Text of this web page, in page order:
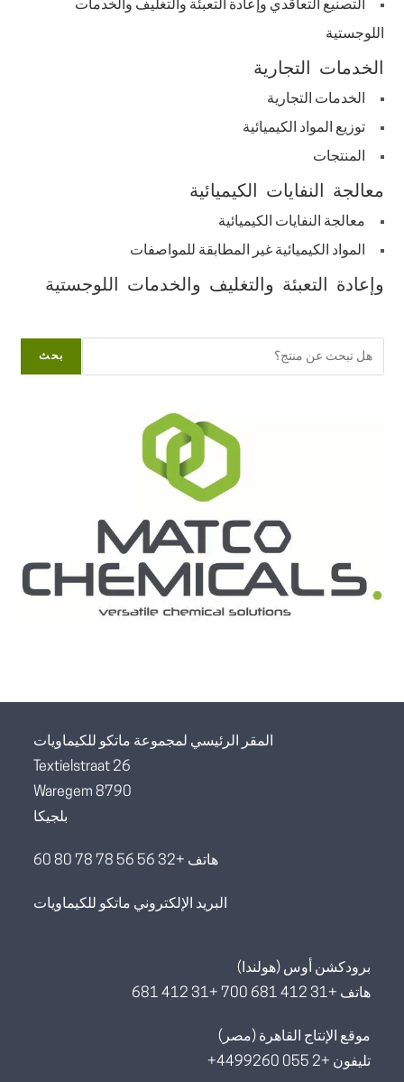
التصنيع التعاقدي وإعادة التعبئة والتغليف والخدمات
اللوجستية
الخدمات التجارية
الخدمات التجارية
توزيع المواد الكيميائية
المنتجات
معالجة النفايات الكيميائية
معالجة النفايات الكيميائية
المواد الكيميائية غير المطابقة للمواصفات
وإعادة التعبئة والتغليف والخدمات اللوجستية
بحث
المقر الرئيسي لمجموعة ماتكو للكيماويات
Textielstraat 26
8790 Waregem
بلجيكا
هاتف +32 56 56 78 78 80 60
البريد الإلكتروني ماتكو للكيماويات
برودكشن أوس (هولندا)
هاتف +31 412 681 700 +31 412 681
موقع الإنتاج القاهرة (مصر)
تليفون +2 055 4499260+